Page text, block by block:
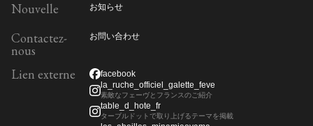
Nouvelle お知らせ
Contactez-
nous
お問い合わせ
Lien externe
facebook
la_ruche_officiel_galette_feve
素敵なフェーヴとフランスのご紹介
table_d_hote_fr
ターブルドットで取り上げるテーマを掲載